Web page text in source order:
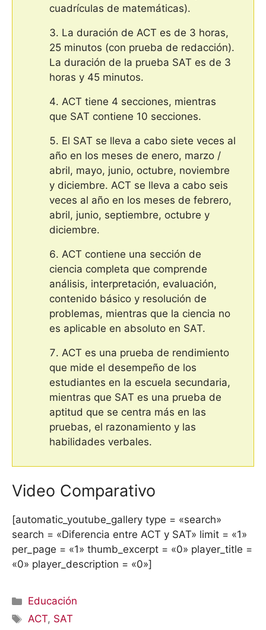
cuadrículas de matemáticas).
La duración de ACT es de 3 horas,
25 minutos (con prueba de redacción).
La duración de la prueba SAT es de 3
horas y 45 minutos.
ACT tiene 4 secciones, mientras
que SAT contiene 10 secciones.
El SAT se lleva a cabo siete veces al
año en los meses de enero, marzo /
abril, mayo, junio, octubre, noviembre
y diciembre. ACT se lleva a cabo seis
veces al año en los meses de febrero,
abril, junio, septiembre, octubre y
diciembre.
ACT contiene una sección de
ciencia completa que comprende
análisis, interpretación, evaluación,
contenido básico y resolución de
problemas, mientras que la ciencia no
es aplicable en absoluto en SAT.
ACT es una prueba de rendimiento
que mide el desempeño de los
estudiantes en la escuela secundaria,
mientras que SAT es una prueba de
aptitud que se centra más en las
pruebas, el razonamiento y las
habilidades verbales.
Video Comparativo
[automatic_youtube_gallery type = «search»
search = «Diferencia entre ACT y SAT» limit = «1»
per_page = «1» thumb_excerpt = «0» player_title =
«0» player_description = «0»]
Categorías
Educación
Etiquetas
ACT, SAT